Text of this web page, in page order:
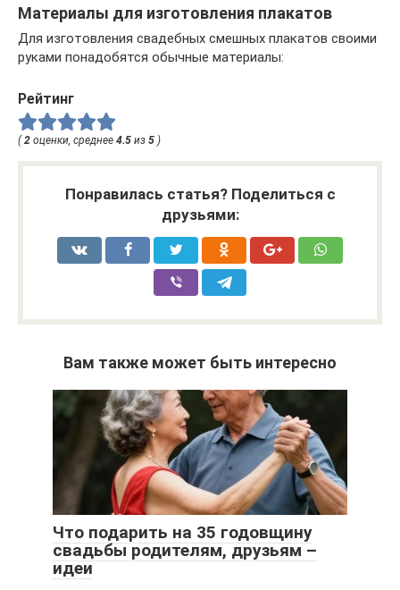
Материалы для изготовления плакатов
Для изготовления свадебных смешных плакатов своими
руками понадобятся обычные материалы:
Рейтинг
( 2 оценки, среднее 4.5 из 5 )
Понравилась статья? Поделиться с
друзьями:
Вам также может быть интересно
Что подарить на 35 годовщину
свадьбы родителям, друзьям –
идеи